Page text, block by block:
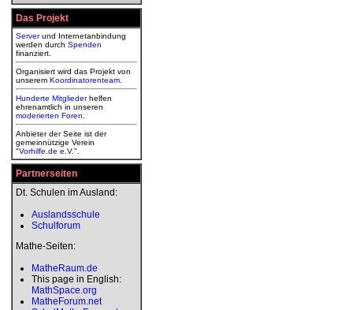
Das Projekt
Serverund Internetanbindung
werden durch Spenden
finanziert.
Organisiert wird das Projekt von
unserem Koordinatorenteam
Hunderte Mitgliederhelfen
ehrenamtlich in unseren
moderierten Foren
Anbieter der Seite ist der
gemeinnützige Verein
"Vorhilfe.de e.V.".
Partnerseiten
Dt. Schulen im Ausland:
Auslandsschule
Schulforum
Mathe-Seiten:
MatheRaum.de
This page in English:
MathSpace.org
MatheForum.net